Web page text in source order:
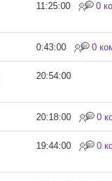
11:25:00 0
0:43:00 0
20:54:00
20:18:00 0
19:44:00 0